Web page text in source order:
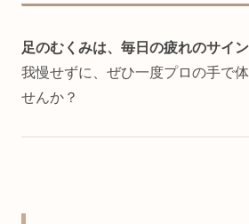
足のむくみは、毎日の疲れのサイン
我慢せずに、ぜひ一度プロの手で
せんか？